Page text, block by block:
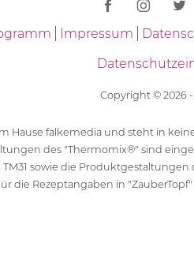
Impressum
Copyright © 2026
Hause falkemedia und steht in
des "Thermomix®" sind
sowie die
die Rezeptangaben in